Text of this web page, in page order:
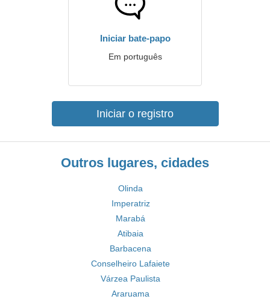
Iniciar bate-papo
Em português
Iniciar o registro
Outros lugares, cidades
Olinda
Imperatriz
Marabá
Atibaia
Barbacena
Conselheiro Lafaiete
Várzea Paulista
Araruama